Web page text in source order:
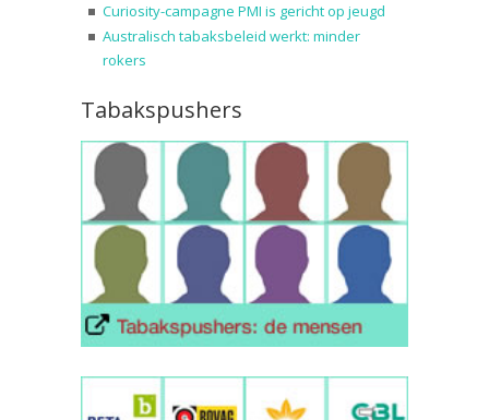
Curiosity-campagne PMI is gericht op jeugd
Australisch tabaksbeleid werkt: minder
rokers
Tabakspushers